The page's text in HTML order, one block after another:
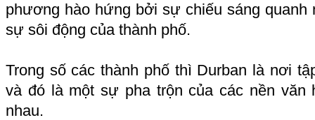
phương hào hứng bởi sự chiếu sáng quanh
sự sôi động của thành phố.
Trong số các thành phố thì Durban là nơi
và đó là một sự pha trộn của các nền văn
nhau.